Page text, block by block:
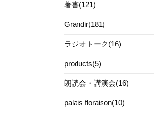
著書(121)
Grandir(181)
ラジオトーク(16)
products(5)
朗読会・講演会(16)
palais floraison(10)